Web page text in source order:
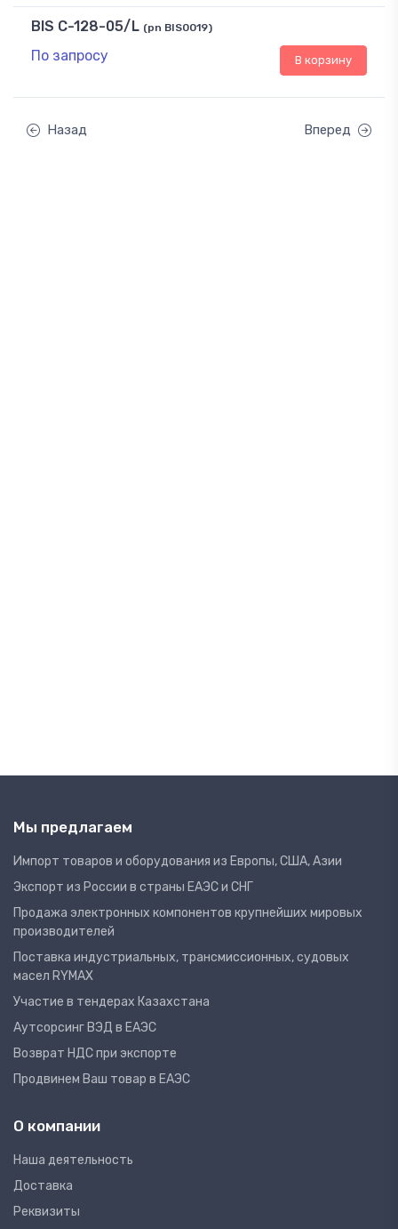
BIS C-128-05/L (pn BIS0019)
По запросу В корзину
Назад Вперед
Мы предлагаем
Импорт товаров и оборудования из Европы, США, Азии
Экспорт из России в страны ЕАЭС и СНГ
Продажа электронных компонентов крупнейших мировых
производителей
Поставка индустриальных, трансмиссионных, судовых
масел RYMAX
Участие в тендерах Казахстана
Аутсорсинг ВЭД в ЕАЭС
Возврат НДС при экспорте
Продвинем Ваш товар в ЕАЭС
О компании
Наша деятельность
Доставка
Реквизиты